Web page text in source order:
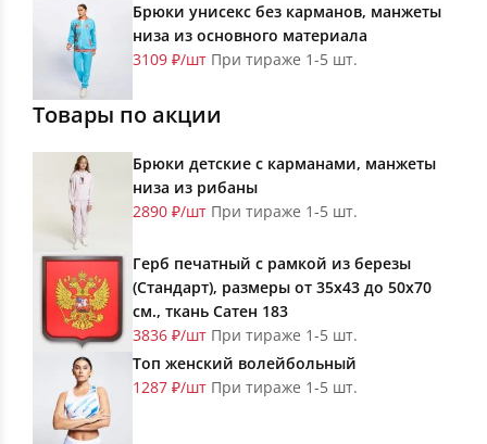
Брюки унисекс без карманов, манжеты
низа из основного материала
3109 ₽/шт При тираже 1-5 шт.
Товары по акции
Брюки детские с карманами, манжеты
низа из рибаны
2890 ₽/шт При тираже 1-5 шт.
Герб печатный с рамкой из березы
(Стандарт), размеры от 35х43 до 50х70
см., ткань Сатен 183
3836 ₽/шт При тираже 1-5 шт.
Топ женский волейбольный
1287 ₽/шт При тираже 1-5 шт.